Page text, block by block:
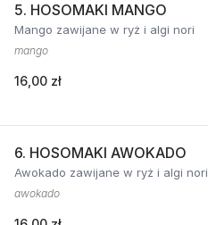
5. HOSOMAKI MANGO
Mango zawijane w ryż i algi nori
mango
16,00 zł
6. HOSOMAKI AWOKADO
Awokado zawijane w ryż i algi nori
awokado